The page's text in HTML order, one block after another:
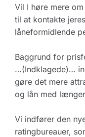
Vil I høre mere
til at kontakte
låneformidlende
Baggrund for
…(Indklagede)…
gøre det mere
og lån med
Vi indfører den
ratingbureauer,